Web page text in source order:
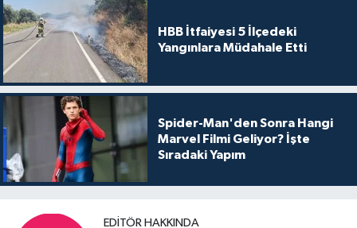
HBB İtfaiyesi 5 İlçedeki
Yangınlara Müdahale Etti
Spider-Man'den Sonra Hangi
Marvel Filmi Geliyor? İşte
Sıradaki Yapım
EDITÖR HAKKINDA